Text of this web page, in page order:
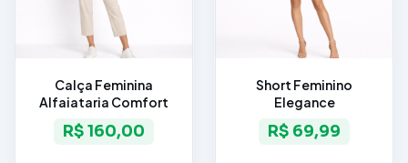
Calça Feminina
Alfaiataria Comfort
R$ 160,00
Short Feminino
Elegance
R$ 69,99